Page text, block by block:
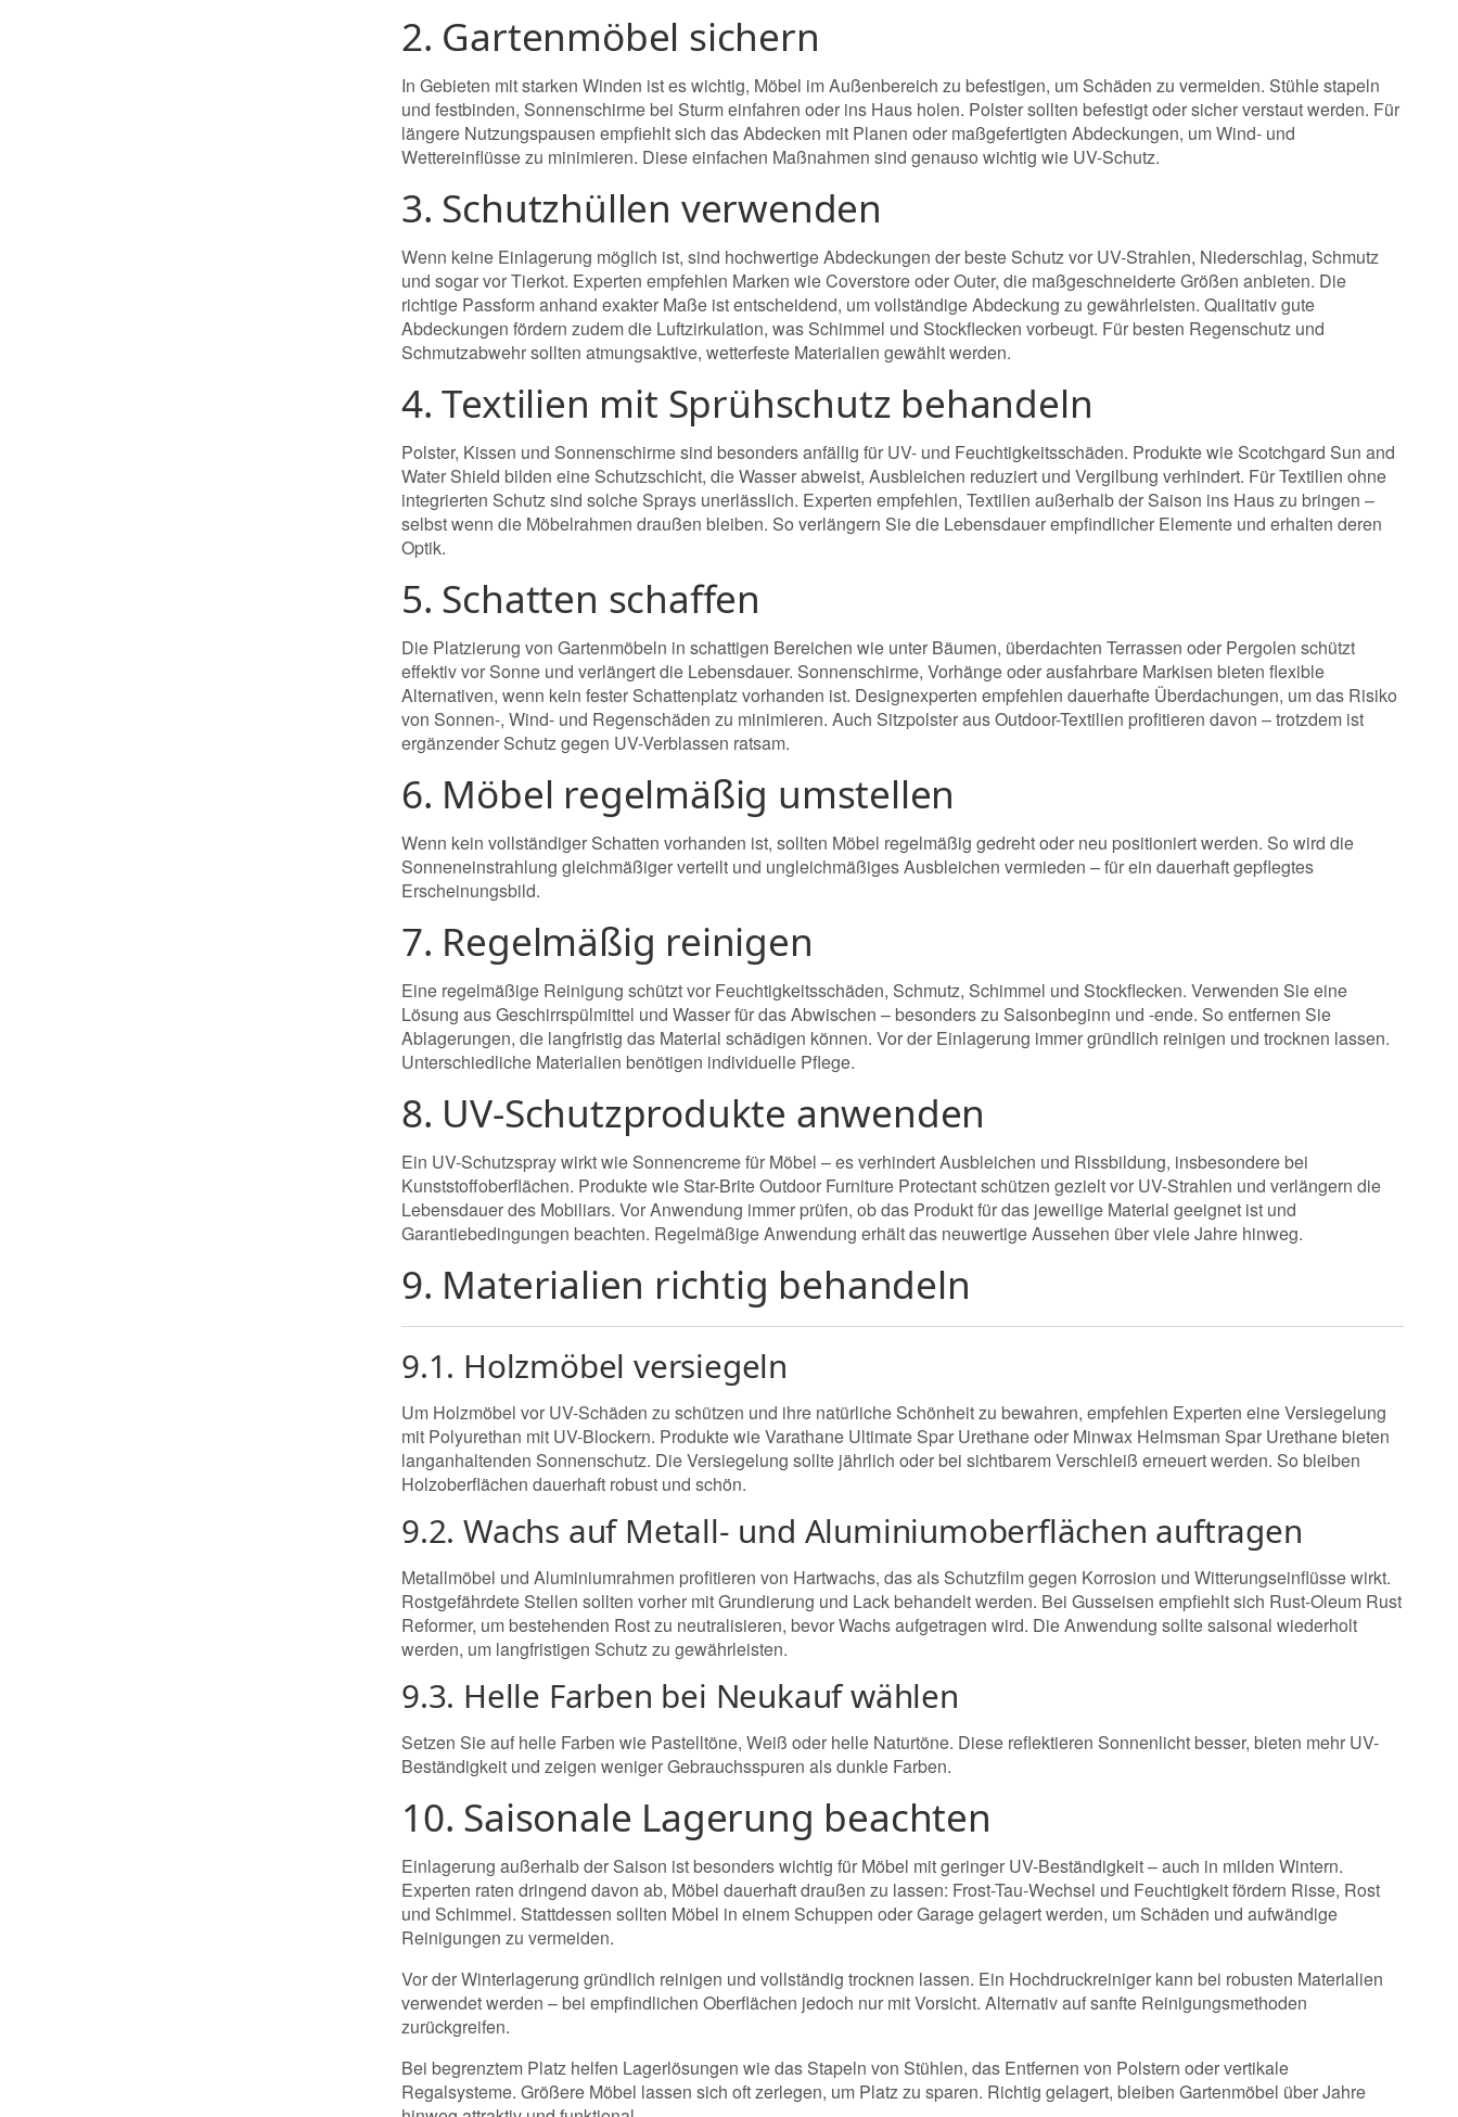
2. Gartenmöbel sichern
In Gebieten mit starken Winden ist es wichtig, Möbel im Außenbereich zu befestigen, um Schäden zu vermeiden. Stühle stapeln
und festbinden, Sonnenschirme bei Sturm einfahren oder ins Haus holen. Polster sollten befestigt oder sicher verstaut werden. Für
längere Nutzungspausen empfiehlt sich das Abdecken mit Planen oder maßgefertigten Abdeckungen, um Wind- und
Wettereinflüsse zu minimieren. Diese einfachen Maßnahmen sind genauso wichtig wie UV-Schutz.
3. Schutzhüllen verwenden
Wenn keine Einlagerung möglich ist, sind hochwertige Abdeckungen der beste Schutz vor UV-Strahlen, Niederschlag, Schmutz
und sogar vor Tierkot. Experten empfehlen Marken wie Coverstore oder Outer, die maßgeschneiderte Größen anbieten. Die
richtige Passform anhand exakter Maße ist entscheidend, um vollständige Abdeckung zu gewährleisten. Qualitativ gute
Abdeckungen fördern zudem die Luftzirkulation, was Schimmel und Stockflecken vorbeugt. Für besten Regenschutz und
Schmutzabwehr sollten atmungsaktive, wetterfeste Materialien gewählt werden.
4. Textilien mit Sprühschutz behandeln
Polster, Kissen und Sonnenschirme sind besonders anfällig für UV- und Feuchtigkeitsschäden. Produkte wie Scotchgard Sun and
Water Shield bilden eine Schutzschicht, die Wasser abweist, Ausbleichen reduziert und Vergilbung verhindert. Für Textilien ohne
integrierten Schutz sind solche Sprays unerlässlich. Experten empfehlen, Textilien außerhalb der Saison ins Haus zu bringen –
selbst wenn die Möbelrahmen draußen bleiben. So verlängern Sie die Lebensdauer empfindlicher Elemente und erhalten deren
Optik.
5. Schatten schaffen
Die Platzierung von Gartenmöbeln in schattigen Bereichen wie unter Bäumen, überdachten Terrassen oder Pergolen schützt
effektiv vor Sonne und verlängert die Lebensdauer. Sonnenschirme, Vorhänge oder ausfahrbare Markisen bieten flexible
Alternativen, wenn kein fester Schattenplatz vorhanden ist. Designexperten empfehlen dauerhafte Überdachungen, um das Risiko
von Sonnen-, Wind- und Regenschäden zu minimieren. Auch Sitzpolster aus Outdoor-Textilien profitieren davon – trotzdem ist
ergänzender Schutz gegen UV-Verblassen ratsam.
6. Möbel regelmäßig umstellen
Wenn kein vollständiger Schatten vorhanden ist, sollten Möbel regelmäßig gedreht oder neu positioniert werden. So wird die
Sonneneinstrahlung gleichmäßiger verteilt und ungleichmäßiges Ausbleichen vermieden – für ein dauerhaft gepflegtes
Erscheinungsbild.
7. Regelmäßig reinigen
Eine regelmäßige Reinigung schützt vor Feuchtigkeitsschäden, Schmutz, Schimmel und Stockflecken. Verwenden Sie eine
Lösung aus Geschirrspülmittel und Wasser für das Abwischen – besonders zu Saisonbeginn und -ende. So entfernen Sie
Ablagerungen, die langfristig das Material schädigen können. Vor der Einlagerung immer gründlich reinigen und trocknen lassen.
Unterschiedliche Materialien benötigen individuelle Pflege.
8. UV-Schutzprodukte anwenden
Ein UV-Schutzspray wirkt wie Sonnencreme für Möbel – es verhindert Ausbleichen und Rissbildung, insbesondere bei
Kunststoffoberflächen. Produkte wie Star-Brite Outdoor Furniture Protectant schützen gezielt vor UV-Strahlen und verlängern die
Lebensdauer des Mobiliars. Vor Anwendung immer prüfen, ob das Produkt für das jeweilige Material geeignet ist und
Garantiebedingungen beachten. Regelmäßige Anwendung erhält das neuwertige Aussehen über viele Jahre hinweg.
9. Materialien richtig behandeln
9.1. Holzmöbel versiegeln
Um Holzmöbel vor UV-Schäden zu schützen und ihre natürliche Schönheit zu bewahren, empfehlen Experten eine Versiegelung
mit Polyurethan mit UV-Blockern. Produkte wie Varathane Ultimate Spar Urethane oder Minwax Helmsman Spar Urethane bieten
langanhaltenden Sonnenschutz. Die Versiegelung sollte jährlich oder bei sichtbarem Verschleiß erneuert werden. So bleiben
Holzoberflächen dauerhaft robust und schön.
9.2. Wachs auf Metall- und Aluminiumoberflächen auftragen
Metallmöbel und Aluminiumrahmen profitieren von Hartwachs, das als Schutzfilm gegen Korrosion und Witterungseinflüsse wirkt.
Rostgefährdete Stellen sollten vorher mit Grundierung und Lack behandelt werden. Bei Gusseisen empfiehlt sich Rust-Oleum Rust
Reformer, um bestehenden Rost zu neutralisieren, bevor Wachs aufgetragen wird. Die Anwendung sollte saisonal wiederholt
werden, um langfristigen Schutz zu gewährleisten.
9.3. Helle Farben bei Neukauf wählen
Setzen Sie auf helle Farben wie Pastelltöne, Weiß oder helle Naturtöne. Diese reflektieren Sonnenlicht besser, bieten mehr UV-
Beständigkeit und zeigen weniger Gebrauchsspuren als dunkle Farben.
10. Saisonale Lagerung beachten
Einlagerung außerhalb der Saison ist besonders wichtig für Möbel mit geringer UV-Beständigkeit – auch in milden Wintern.
Experten raten dringend davon ab, Möbel dauerhaft draußen zu lassen: Frost-Tau-Wechsel und Feuchtigkeit fördern Risse, Rost
und Schimmel. Stattdessen sollten Möbel in einem Schuppen oder Garage gelagert werden, um Schäden und aufwändige
Reinigungen zu vermeiden.
Vor der Winterlagerung gründlich reinigen und vollständig trocknen lassen. Ein Hochdruckreiniger kann bei robusten Materialien
verwendet werden – bei empfindlichen Oberflächen jedoch nur mit Vorsicht. Alternativ auf sanfte Reinigungsmethoden
zurückgreifen.
Bei begrenztem Platz helfen Lagerlösungen wie das Stapeln von Stühlen, das Entfernen von Polstern oder vertikale
Regalsysteme. Größere Möbel lassen sich oft zerlegen, um Platz zu sparen. Richtig gelagert, bleiben Gartenmöbel über Jahre